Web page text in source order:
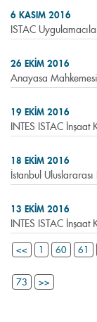
ISTAC
6 KASIM 2016
Anayasa
26 EKIM 2016
INTES ISTAC İnşaat
19 EKIM 2016
İstanbul
18 EKIM 2016
INTES ISTAC İnşaat
13 EKIM 2016
<< 1 60 61
73 >>